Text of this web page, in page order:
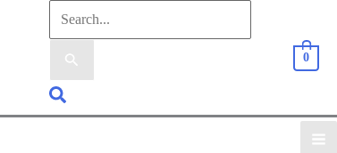
Sök
efter:
Sök
0